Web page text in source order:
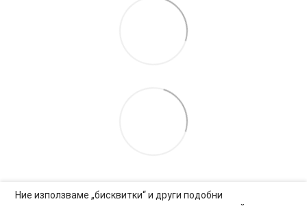
Ние използваме „бисквитки“ и други подобни